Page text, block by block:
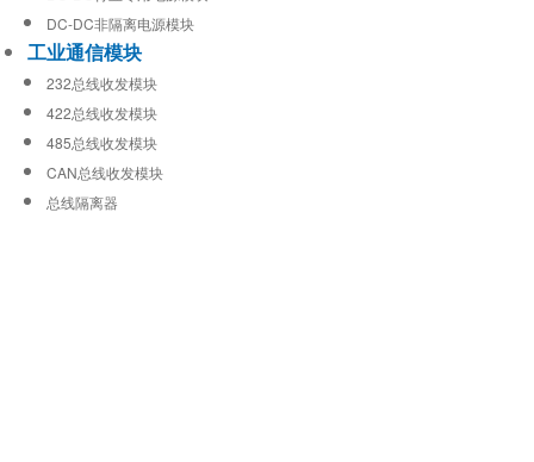
DC-DC非隔离电源模块
工业通信模块
232总线收发模块
422总线收发模块
485总线收发模块
CAN总线收发模块
总线隔离器